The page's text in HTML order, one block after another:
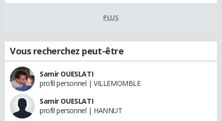
PLUS
Vous recherchez peut-être
Samir OUESLATI
profil personnel | VILLEMOMBLE
Samir OUESLATI
profil personnel | HANNUT